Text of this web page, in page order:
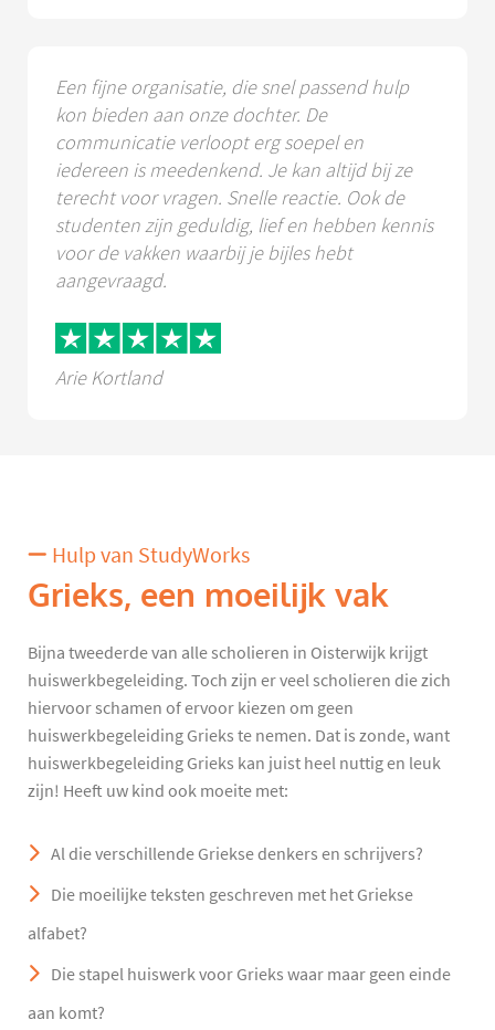
Een fijne organisatie, die snel passend hulp
kon bieden aan onze dochter. De
communicatie verloopt erg soepel en
iedereen is meedenkend. Je kan altijd bij ze
terecht voor vragen. Snelle reactie. Ook de
studenten zijn geduldig, lief en hebben kennis
voor de vakken waarbij je bijles hebt
aangevraagd.
Arie Kortland
Hulp van StudyWorks
Grieks, een moeilijk vak
Bijna tweederde van alle scholieren in Oisterwijk krijgt
huiswerkbegeleiding. Toch zijn er veel scholieren die zich
hiervoor schamen of ervoor kiezen om geen
huiswerkbegeleiding Grieks te nemen. Dat is zonde, want
huiswerkbegeleiding Grieks kan juist heel nuttig en leuk
zijn! Heeft uw kind ook moeite met:
Al die verschillende Griekse denkers en schrijvers?
Die moeilijke teksten geschreven met het Griekse
alfabet?
Die stapel huiswerk voor Grieks waar maar geen einde
aan komt?